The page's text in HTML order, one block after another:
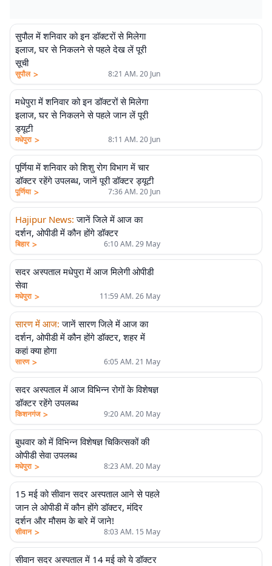
सुपौल में शनिवार को इन डॉक्टरों से मिलेगा
इलाज, घर से निकलने से पहले देख लें पूरी
सूची
सुपौल > 8:21 AM. 20 Jun
मधेपुरा में शनिवार को इन डॉक्टरों से मिलेगा
इलाज, घर से निकलने से पहले जान लें पूरी
ड्यूटी
मधेपुरा > 8:11 AM. 20 Jun
पूर्णिया में शनिवार को शिशु रोग विभाग में चार
डॉक्टर रहेंगे उपलब्ध, जानें पूरी डॉक्टर ड्यूटी
पूर्णिया > 7:36 AM. 20 Jun
Hajipur News: जानें जिले में आज का
दर्शन, ओपीडी में कौन होंगे डॉक्टर
बिहार > 6:10 AM. 29 May
सदर अस्पताल मधेपुरा में आज मिलेगी ओपीडी
सेवा
मधेपुरा > 11:59 AM. 26 May
सारण में आज: जानें सारण जिले में आज का
दर्शन, ओपीडी में कौन होंगे डॉक्टर, शहर में
कहां क्या होगा
सारण > 6:05 AM. 21 May
सदर अस्पताल में आज विभिन्न रोगों के विशेषज्ञ
डॉक्टर रहेंगे उपलब्ध
किशनगंज > 9:20 AM. 20 May
बुधवार को में विभिन्न विशेषज्ञ चिकित्सकों की
ओपीडी सेवा उपलब्ध
मधेपुरा > 8:23 AM. 20 May
15 मई को सीवान सदर अस्पताल आने से पहले
जान ले ओपीडी में कौन होंगे डॉक्टर, मंदिर
दर्शन और मौसम के बारे में जाने!
सीवान > 8:03 AM. 15 May
सीवान सदर अस्पताल में 14 मई को ये डॉक्टर